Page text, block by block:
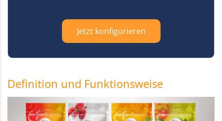
Jetzt konfigurieren
Definition und Funktionsweise